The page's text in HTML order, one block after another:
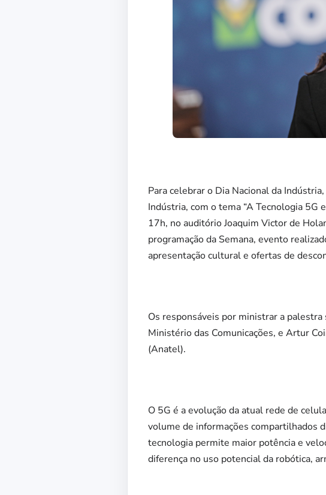
Para celebrar o Dia Nacional da
Indústria, com o tema “A Tecnologia 5G
17h, no auditório Joaquim Victor de
programação da Semana, evento
apresentação cultural e ofertas de
Os responsáveis por ministrar a
Ministério das Comunicações, e Artur
(Anatel).
O 5G é a evolução da atual rede de
volume de informações compartilhados
tecnologia permite maior potência e
diferença no uso potencial da robótica,